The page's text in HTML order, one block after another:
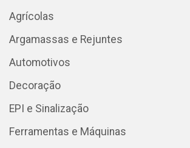
Agrícolas
Argamassas e Rejuntes
Automotivos
Decoração
EPI e Sinalização
Ferramentas e Máquinas